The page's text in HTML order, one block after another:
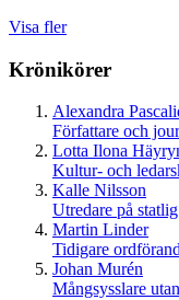
Visa fler
Krönikörer
Alexandra
Författare och
Lotta Ilona
Kultur- och
Kalle Nilsson
Utredare på
Martin Linder
Tidigare
Johan Murén
Mångsysslare